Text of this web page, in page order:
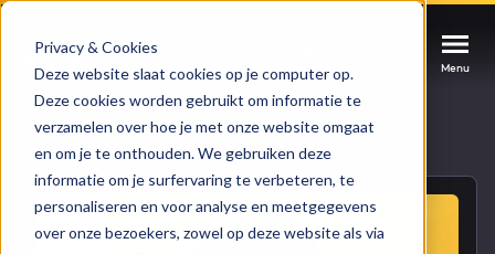
Privacy & Cookies
Deze website slaat cookies op je computer op.
Deze cookies worden gebruikt om informatie te
verzamelen over hoe je met onze website omgaat
en om je te onthouden. We gebruiken deze
informatie om je surfervaring te verbeteren, te
personaliseren en voor analyse en meetgegevens
over onze bezoekers, zowel op deze website als via
Menu
Menu
HUBSPOT SERVICES
Cases
Menu
Naar blogoverzicht